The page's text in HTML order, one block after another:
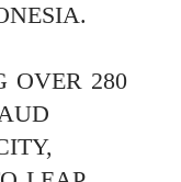
OVER 280